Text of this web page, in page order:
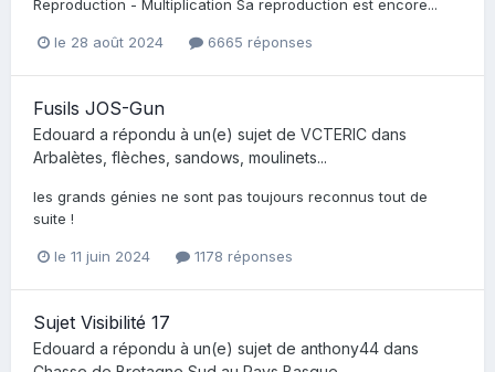
Reproduction - Multiplication Sa reproduction est encore...
le 28 août 2024 6665 réponses
Fusils JOS-Gun
Edouard a répondu à un(e) sujet de VCTERIC dans
Arbalètes, flèches, sandows, moulinets...
les grands génies ne sont pas toujours reconnus tout de
suite !
le 11 juin 2024 1178 réponses
Sujet Visibilité 17
Edouard a répondu à un(e) sujet de anthony44 dans